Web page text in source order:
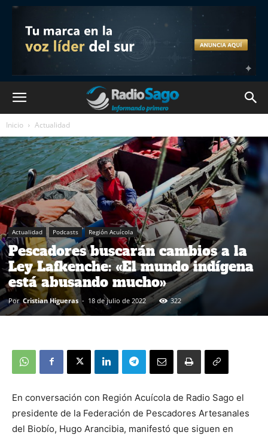
Inicio Actualidad
Actualidad Podcasts Región Acuícola
Pescadores buscarán cambios a la
Ley Lafkenche: «El mundo indígena
está abusando mucho»
Por Cristian Higueras - 18 de julio de 2022 322
En conversación con Región Acuícola de Radio Sago el
presidente de la Federación de Pescadores Artesanales
del Biobío, Hugo Arancibia, manifestó que siguen en